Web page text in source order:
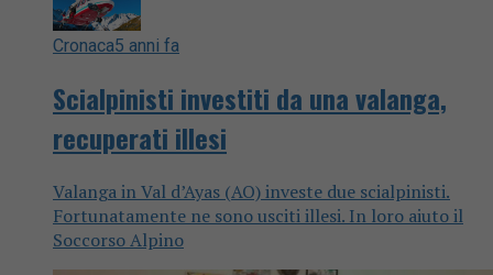
Cronaca5 anni fa
Scialpinisti investiti da una valanga,
recuperati illesi
Valanga in Val d’Ayas (AO) investe due scialpinisti.
Fortunatamente ne sono usciti illesi. In loro aiuto il
Soccorso Alpino